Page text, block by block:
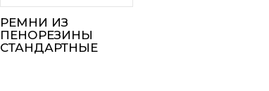
РЕМНИ ИЗ
ПЕНОРЕЗИНЫ
СТАНДАРТНЫЕ